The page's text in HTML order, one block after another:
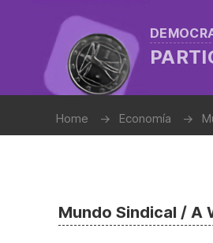
Home Economía
Mundo Sindical / A